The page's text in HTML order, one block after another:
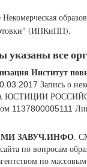
(ИПКиПП).
указаны все
Институт
Запись о
ЮСТИЦИИ
1137800005111
СМИ ЗАВУЧ.ИНФО.
по вопросам
по